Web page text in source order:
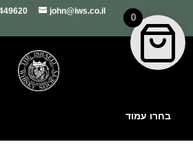
john@iws.co.il
בחרו עמוד
0